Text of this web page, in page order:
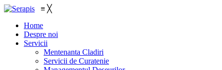
≡ ╳
Home
Despre noi
Servicii
Mentenanta Cladiri
Servicii de Curatenie